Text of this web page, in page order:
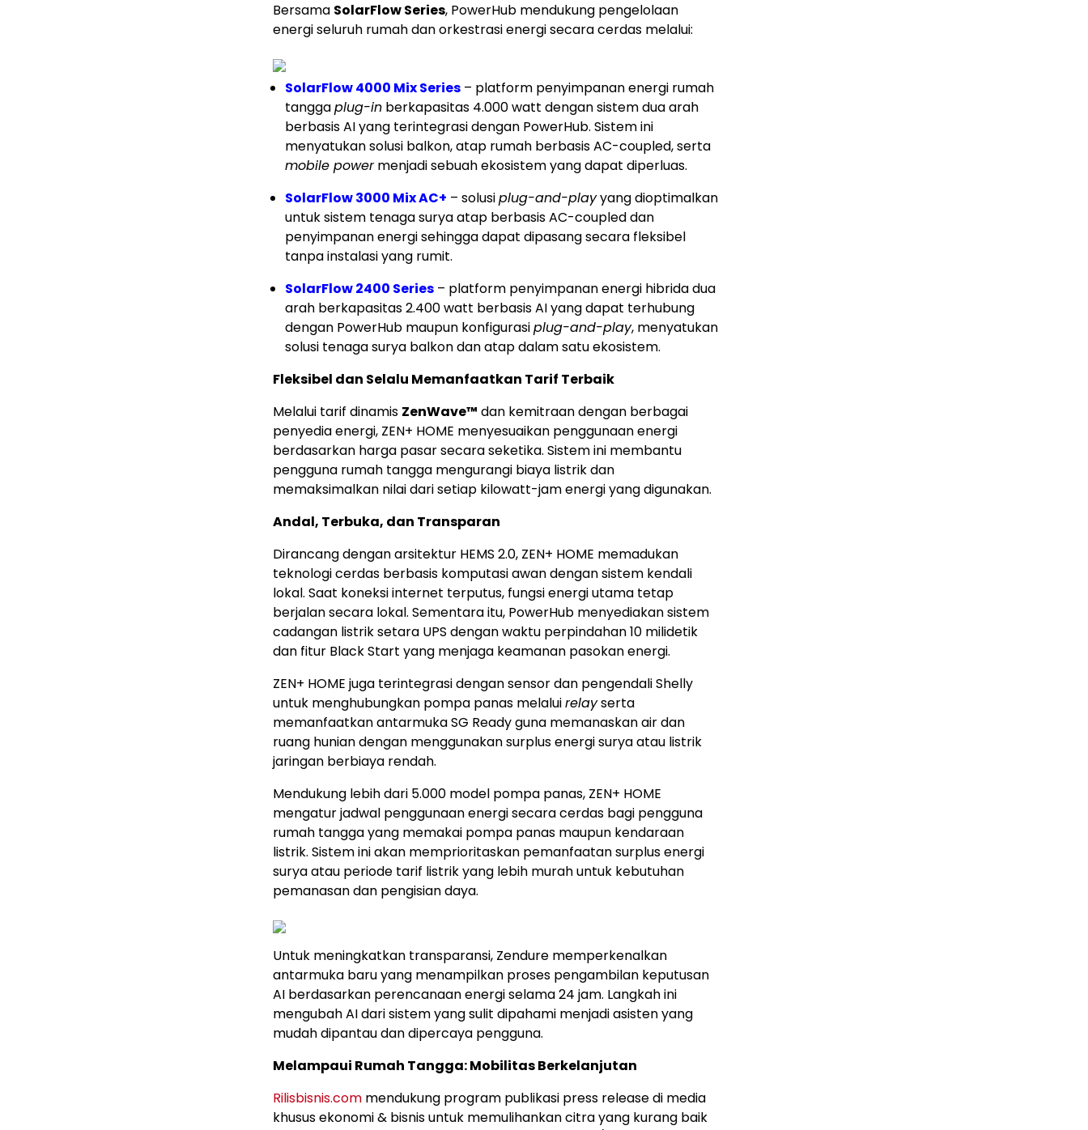
Bersama SolarFlow Series, PowerHub mendukung pengelolaan
energi seluruh rumah dan orkestrasi energi secara cerdas melalui:
SolarFlow 4000 Mix Series – platform penyimpanan energi rumah
tanggaplug-in berkapasitas 4.000 watt dengan sistem dua arah
berbasis AI yang terintegrasi dengan PowerHub. Sistem ini
menyatukan solusi balkon, atap rumah berbasis AC-coupled, serta
mobile powermenjadi sebuah ekosistem yang dapat diperluas.
SolarFlow 3000 Mix AC+ – solusiplug-and-playyang dioptimalkan
untuk sistem tenaga surya atap berbasis AC-coupled dan
penyimpanan energi sehingga dapat dipasang secara fleksibel
tanpa instalasi yang rumit.
SolarFlow 2400 Series – platform penyimpanan energi hibrida dua
arah berkapasitas 2.400 watt berbasis AI yang dapat terhubung
dengan PowerHub maupun konfigurasiplug-and-play, menyatukan
solusi tenaga surya balkon dan atap dalam satu ekosistem.
Fleksibel dan Selalu Memanfaatkan Tarif Terbaik
Melalui tarif dinamis ZenWave™ dan kemitraan dengan berbagai
penyedia energi, ZEN+ HOME menyesuaikan penggunaan energi
berdasarkan harga pasar secara seketika. Sistem ini membantu
pengguna rumah tangga mengurangi biaya listrik dan
memaksimalkan nilai dari setiap kilowatt-jam energi yang digunakan.
Andal, Terbuka, dan Transparan
Dirancang dengan arsitektur HEMS 2.0, ZEN+ HOME memadukan
teknologi cerdas berbasis komputasi awan dengan sistem kendali
lokal. Saat koneksi internet terputus, fungsi energi utama tetap
berjalan secara lokal. Sementara itu, PowerHub menyediakan sistem
cadangan listrik setara UPS dengan waktu perpindahan 10 milidetik
dan fitur Black Start yang menjaga keamanan pasokan energi.
ZEN+ HOME juga terintegrasi dengan sensor dan pengendali Shelly
untuk menghubungkan pompa panas melaluirelayserta
memanfaatkan antarmuka SG Ready guna memanaskan air dan
ruang hunian dengan menggunakan surplus energi surya atau listrik
jaringan berbiaya rendah.
Mendukung lebih dari 5.000 model pompa panas, ZEN+ HOME
mengatur jadwal penggunaan energi secara cerdas bagi pengguna
rumah tangga yang memakai pompa panas maupun kendaraan
listrik. Sistem ini akan memprioritaskan pemanfaatan surplus energi
surya atau periode tarif listrik yang lebih murah untuk kebutuhan
pemanasan dan pengisian daya.
Untuk meningkatkan transparansi, Zendure memperkenalkan
antarmuka baru yang menampilkan proses pengambilan keputusan
AI berdasarkan perencanaan energi selama 24 jam. Langkah ini
mengubah AI dari sistem yang sulit dipahami menjadi asisten yang
mudah dipantau dan dipercaya pengguna.
Melampaui Rumah Tangga: Mobilitas Berkelanjutan
Rilisbisnis.com mendukung program publikasi press release di media
khusus ekonomi & bisnis untuk memulihankan citra yang kurang baik